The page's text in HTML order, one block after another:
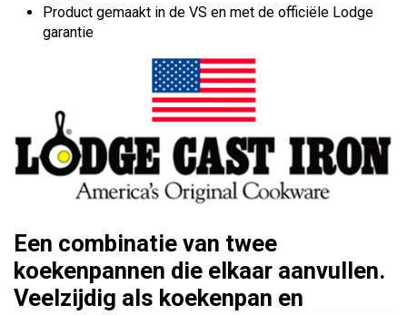
Product gemaakt in de VS en met de officiële Lodge
garantie
Een combinatie van twee
koekenpannen die elkaar aanvullen.
Veelzijdig als koekenpan en